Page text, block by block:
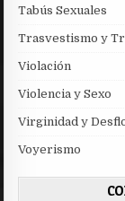
Tabús Sexuales
Trasvestismo y
Violación
Violencia y Sexo
Virginidad y
Voyerismo